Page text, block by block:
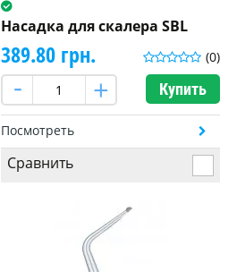
Насадка для скалера SBL
(0)
389.80 грн.
Купить
Посмотреть
Сравнить